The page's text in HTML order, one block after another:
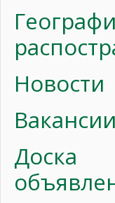
Новости
Вакансии
Доска